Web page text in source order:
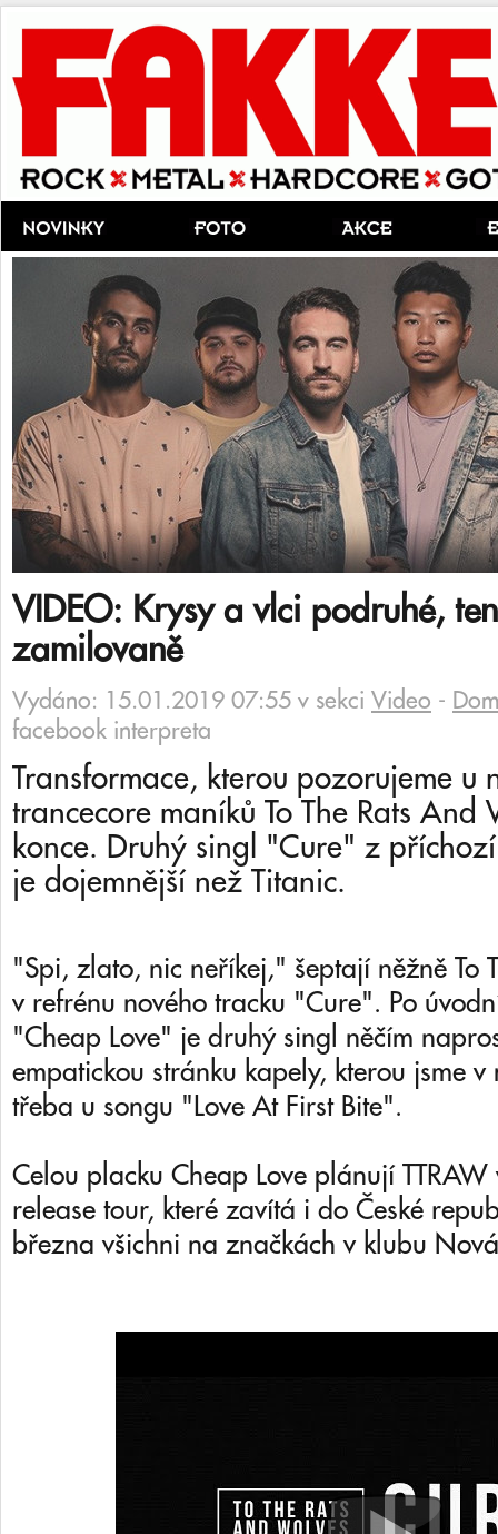
VIDEO: Krysy a vlci podruhé,
zamilovaně
Vydáno: 15.01.2019 07:55 v sekci Video -
facebook interpreta
Transformace, kterou pozorujeme u
trancecore maníků To The Rats And
konce. Druhý singl "Cure" z
je dojemnější než Titanic.
"Spi, zlato, nic neříkej," šeptají něžně To
v refrénu nového tracku "Cure". Po
"Cheap Love" je druhý singl něčím
empatickou stránku kapely, kterou jsme
třeba u songu "Love At First Bite".
Celou placku Cheap Love plánují TTRAW
release tour, které zavítá i do České
března všichni na značkách v klubu